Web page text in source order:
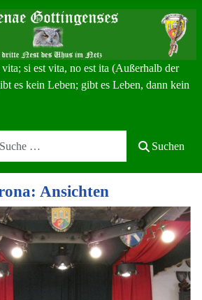
si est vita, no est ita (Außerhalb der
es kein Leben; gibt es Leben, dann kein
Suchen
Ansichten